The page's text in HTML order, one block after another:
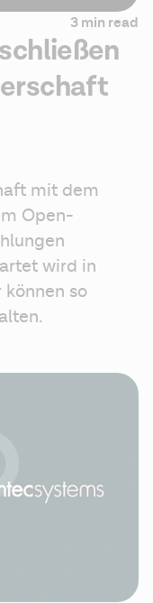
3 min read
mit dem
Open-
wird in
können so